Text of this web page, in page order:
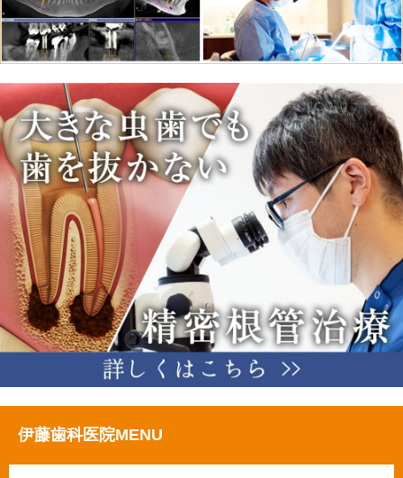
伊藤歯科医院MENU